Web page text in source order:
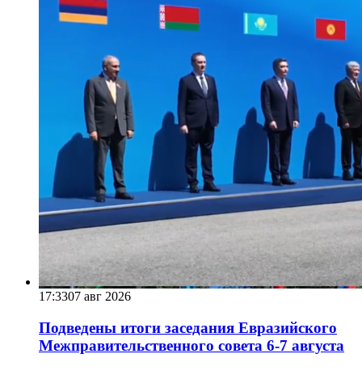
17:3307 авг 2026
Подведены итоги заседания Евразийского
Межправительственного совета 6-7 августа